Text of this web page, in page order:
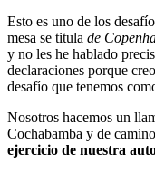
Esto es uno de los
mesa se titula de
y no les he hablado
declaraciones porque
desafío que tenemos
Nosotros hacemos un
Cochabamba y de
ejercicio de nuestra